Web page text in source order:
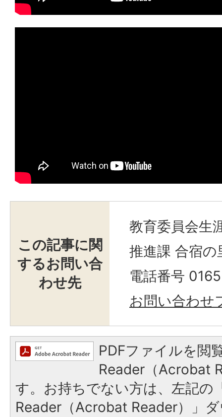
この記事に関
するお問い合
わせ先
教育委員会生
推進課 合宿の
電話番号
お問い合わせ
PDFファイルを閲
Reader（Acrobat
す。お持ちでない方は、左記の
Reader（Acrobat Reader）」